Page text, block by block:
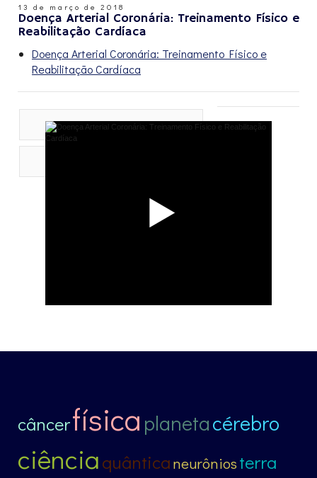
13 de março de 2018
Doença Arterial Coronária: Treinamento Físico e
Reabilitação Cardíaca
Doença Arterial Coronária: Treinamento Físico e
Reabilitação Cardíaca
câncerfísica planetacérebro
ciênciaquânticaneurôniosterra